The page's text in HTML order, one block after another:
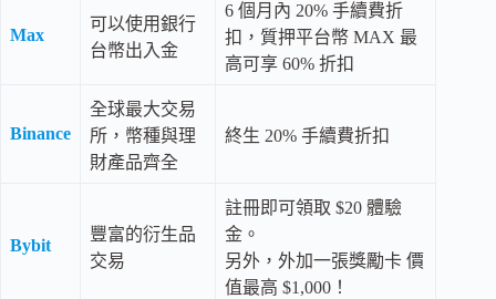
Max
可以使用銀行
台幣出入金
6 個月內 20% 手續費折
扣，質押平台幣 MAX 最
高可享 60% 折扣
Binance
全球最大交易
所，幣種與理
財產品齊全
終生 20% 手續費折扣
Bybit
豐富的衍生品
交易
註冊即可領取 $20 體驗
金。
另外，外加一張獎勵卡 價
值最高 $1,000！